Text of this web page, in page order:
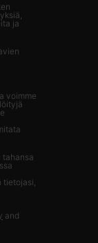
ja
voimme
tahansa
tietojasi,
and